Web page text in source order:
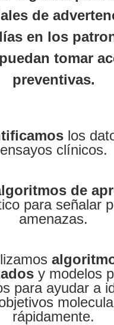
de
en los
tomar
preventivas.
los
ensayos clínicos.
de
para señalar
amenazas.
y modelos
para ayudar a
rápidamente.